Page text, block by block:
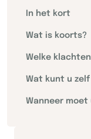
In het kort
Wat is koorts?
Welke
Wat kunt u
Wanneer